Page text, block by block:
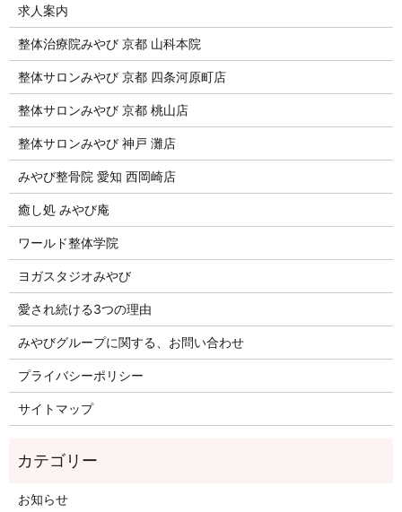
求人案内
整体治療院みやび 京都 山科本院
整体サロンみやび 京都 四条河原町店
整体サロンみやび 京都 桃山店
整体サロンみやび 神戸 灘店
みやび整骨院 愛知 西岡崎店
癒し処 みやび庵
ワールド整体学院
ヨガスタジオみやび
愛され続ける3つの理由
みやびグループに関する、お問い合わせ
プライバシーポリシー
サイトマップ
お知らせ